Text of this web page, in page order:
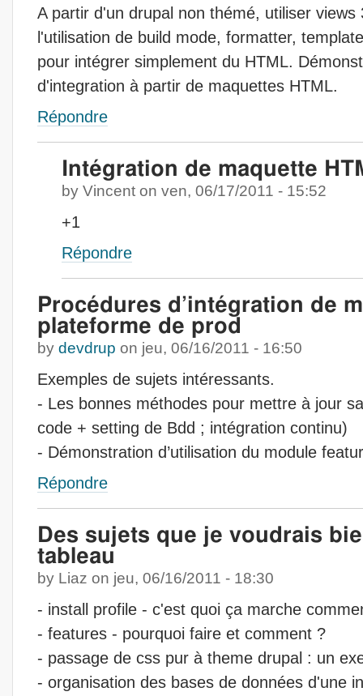
A partir d'un drupal non thémé, utiliser
l'utilisation de build mode, formatter,
pour intégrer simplement du HTML.
d'integration à partir de maquettes HTML.
Répondre
Intégration de maquette
by Vincent on ven, 06/17/2011 - 15:52
+1
Répondre
Procédures d’intégration de
plateforme de prod
by devdrup on jeu, 06/16/2011 - 16:50
Exemples de sujets intéressants.
- Les bonnes méthodes pour mettre à jour
code + setting de Bdd ; intégration continu)
- Démonstration d’utilisation du module
Répondre
Des sujets que je voudrais
tableau
by Liaz on jeu, 06/16/2011 - 18:30
- install profile - c'est quoi ça marche
- features - pourquoi faire et comment ?
- passage de css pur à theme drupal : un
- organisation des bases de données d'une